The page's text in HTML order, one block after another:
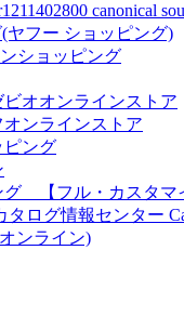
canonical
ヤフー ショッピング)
ショッピング
オオンラインストア
ンラインストア
ピング
グ 【フル・カスタマ
タログ情報センター
ンライン)